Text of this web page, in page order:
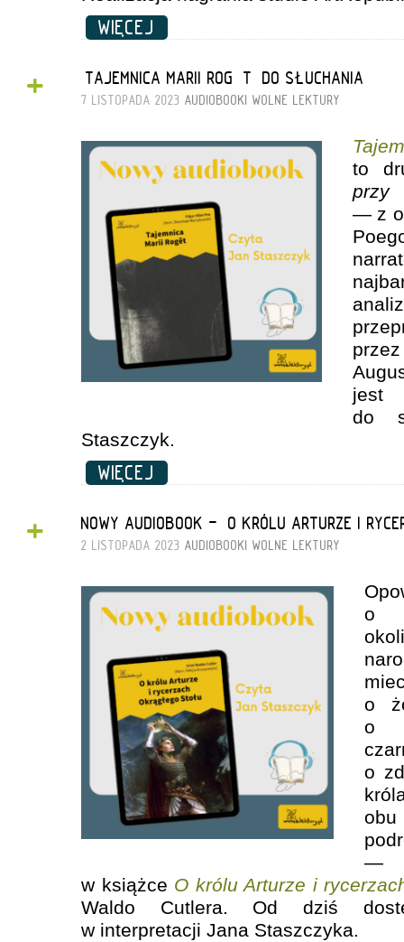
WIĘCEJ
+ „TAJEMNICA MARII ROGÊT” DO SŁUCHANIA
7 LISTOPADA 2023 AUDIOBOOKI WOLNE LEKTURY
to
— z
do
Staszczyk.
WIĘCEJ
+ NOWY AUDIOBOOK - „O KRÓLU ARTURZE I
2 LISTOPADA 2023 AUDIOBOOKI WOLNE LEKTURY
o
o
o
o
—
w książce O królu Arturze i
Waldo Cutlera. Od dziś
w interpretacji Jana Staszczyka.